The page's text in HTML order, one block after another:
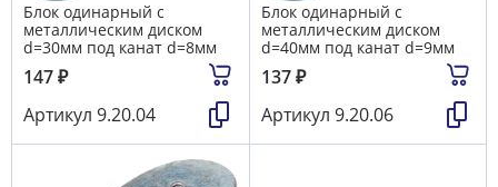
Блок одинарный с
металлическим диском
d=30мм под канат d=8мм
147₽
Артикул 9.20.04
Блок одинарный с
металлическим диском
d=40мм под канат d=9мм
137₽
Артикул 9.20.06